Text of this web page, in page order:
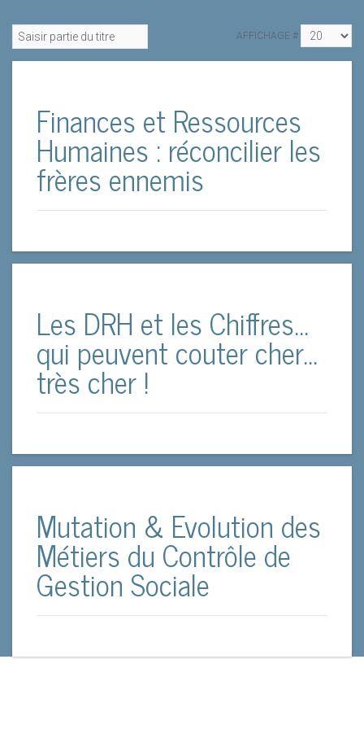
AFFICHAGE #
Finances et Ressources
Humaines : réconcilier les
frères ennemis
Les DRH et les Chiffres…
qui peuvent couter cher…
très cher !
Mutation & Evolution des
Métiers du Contrôle de
Gestion Sociale